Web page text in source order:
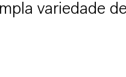
variedade